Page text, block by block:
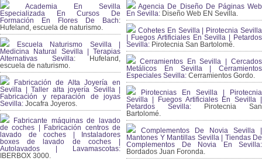
Academia En Sevilla
Especializada En Cursos De
Formación En Flores De Bach:
Hufeland, escuela de naturismo.
Escuela Naturismo Sevilla |
Medicina Natural Sevilla | Terapias
Alternativas Sevilla: Hufeland,
escuela de naturismo.
Fabricación de Alta Joyería en
Sevilla | Taller alta joyería Sevilla |
Fabricación y reparación de joyas
Sevilla: Jocafra Joyeros.
Fabricante máquinas de lavado
de coches | Fabricación centros de
lavado de coches | Instaladores
boxes de lavado de coches |
Autolavados | Lavamascotas:
IBERBOX 3000.
Agencia De Diseño De Páginas Web
En Sevilla: Diseño Web EN Sevilla.
Cohetes En Sevilla | Pirotecnia Sevilla
| Fuegos Artificiales En Sevilla | Petardos
Sevilla: Pirotecnia San Bartolomé.
Cerramientos En Sevilla | Cercados
Metálicos En Sevilla | Cerramientos
Especiales Sevilla: Cerramientos Gordo.
Pirotecnias En Sevilla | Pirotecnia
Sevilla | Fuegos Artificiales En Sevilla |
Petardos Sevilla: Pirotecnia San
Bartolomé.
Complementos De Novia Sevilla |
Mantones Y Mantillas Sevilla | Tiendas De
Complementos De Novia En Sevilla:
Bordados Juan Foronda.